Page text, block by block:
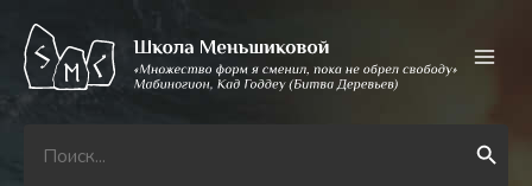
содержимому
for: